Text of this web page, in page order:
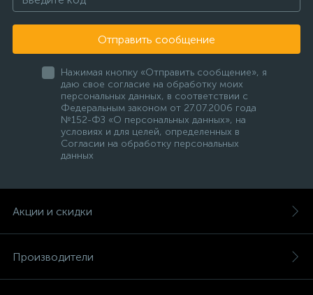
Отправить сообщение
Нажимая кнопку «Отправить сообщение», я
даю свое согласие на обработку моих
персональных данных, в соответствии с
Федеральным законом от 27.07.2006 года
№152-ФЗ «О персональных данных», на
условиях и для целей, определенных в
Согласии на обработку персональных
данных
Акции и скидки
Производители